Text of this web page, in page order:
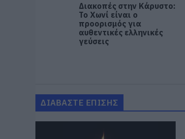
Διακοπές στην Κάρυστο:
Το Χωνί είναι ο
προορισμός για
αυθεντικές ελληνικές
γεύσεις
ΔΙΑΒΑΣΤΕ ΕΠΙΣΗΣ